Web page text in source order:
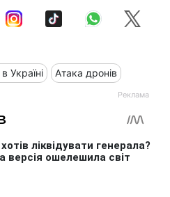
Україні Атака дронів